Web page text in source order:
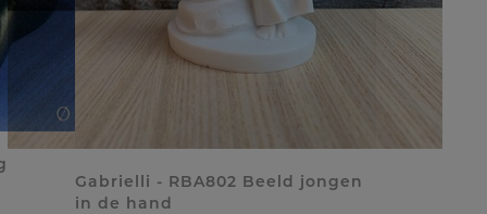
Gabrielli - RBA802 Beeld jongen
in de hand